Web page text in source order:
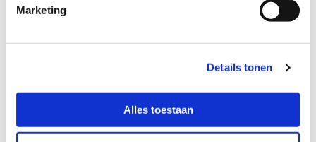
Marketing
Details tonen
Alles toestaan
6. Zo richt je EPD
structureel goed in
Wil je structureel grip houden? Zorg dan dat: